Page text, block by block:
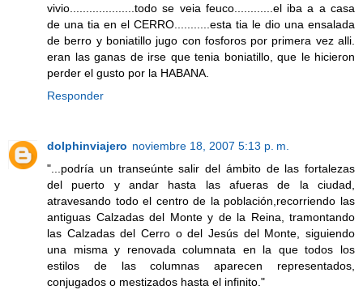
vivio....................todo se veia feuco............el iba a a casa
de una tia en el CERRO...........esta tia le dio una ensalada
de berro y boniatillo jugo con fosforos por primera vez alli.
eran las ganas de irse que tenia boniatillo, que le hicieron
perder el gusto por la HABANA.
Responder
dolphinviajero noviembre 18, 2007 5:13 p. m.
"...podría un transeúnte salir del ámbito de las fortalezas
del puerto y andar hasta las afueras de la ciudad,
atravesando todo el centro de la población,recorriendo las
antiguas Calzadas del Monte y de la Reina, tramontando
las Calzadas del Cerro o del Jesús del Monte, siguiendo
una misma y renovada columnata en la que todos los
estilos de las columnas aparecen representados,
conjugados o mestizados hasta el infinito."